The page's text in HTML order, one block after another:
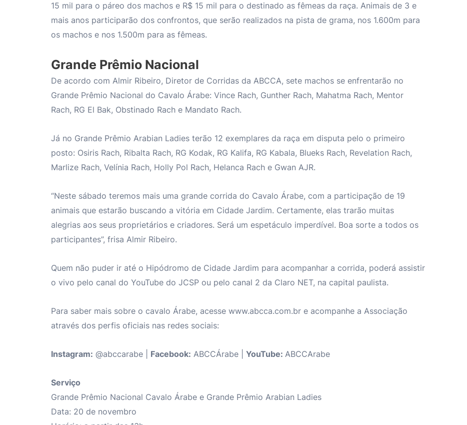
15 mil para o páreo dos machos e R$ 15 mil para o destinado as fêmeas da raça. Animais de 3 e
mais anos participarão dos confrontos, que serão realizados na pista de grama, nos 1.600m para
os machos e nos 1.500m para as fêmeas.
Grande Prêmio Nacional
De acordo com Almir Ribeiro, Diretor de Corridas da ABCCA, sete machos se enfrentarão no
Grande Prêmio Nacional do Cavalo Árabe: Vince Rach, Gunther Rach, Mahatma Rach, Mentor
Rach, RG El Bak, Obstinado Rach e Mandato Rach.
Já no Grande Prêmio Arabian Ladies terão 12 exemplares da raça em disputa pelo o primeiro
posto: Osiris Rach, Ribalta Rach, RG Kodak, RG Kalifa, RG Kabala, Blueks Rach, Revelation Rach,
Marlize Rach, Velínia Rach, Holly Pol Rach, Helanca Rach e Gwan AJR.
“Neste sábado teremos mais uma grande corrida do Cavalo Árabe, com a participação de 19
animais que estarão buscando a vitória em Cidade Jardim. Certamente, elas trarão muitas
alegrias aos seus proprietários e criadores. Será um espetáculo imperdível. Boa sorte a todos os
participantes”, frisa Almir Ribeiro.
Quem não puder ir até o Hipódromo de Cidade Jardim para acompanhar a corrida, poderá assistir
o vivo pelo canal do YouTube do JCSP ou pelo canal 2 da Claro NET, na capital paulista.
Para saber mais sobre o cavalo Árabe, acesse www.abcca.com.br e acompanhe a Associação
através dos perfis oficiais nas redes sociais:
Instagram: @abccarabe Facebook: ABCCÁrabe | YouTube: ABCCArabe
Serviço
Grande Prêmio Nacional Cavalo Árabe e Grande Prêmio Arabian Ladies
Data: 20 de novembro